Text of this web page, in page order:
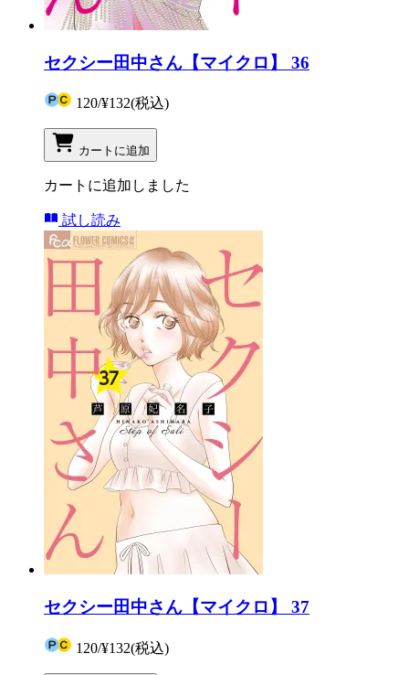
セクシー田中さん【マイクロ】 36
120/¥132(税込)
カートに追加
カートに追加しました
試し読み
セクシー田中さん【マイクロ】 37
120/¥132(税込)